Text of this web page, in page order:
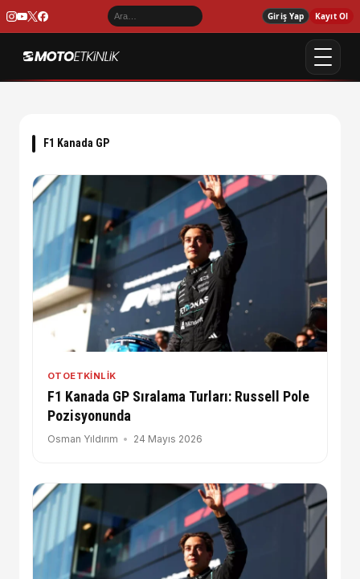
Giriş Yap Kayıt Ol
F1 Kanada GP
OTOETKINLIK
F1 Kanada GP Sıralama Turları: Russell Pole
Pozisyonunda
Osman Yıldırım 24 Mayıs 2026